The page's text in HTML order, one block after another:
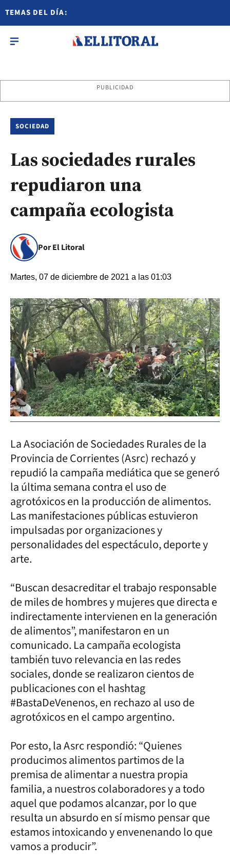
TEMAS DEL DÍA:
PUBLICIDAD
SOCIEDAD
Las sociedades rurales
repudiaron una
campaña ecologista
Por El Litoral
Martes, 07 de diciembre de 2021 a las 01:03
La Asociación de Sociedades Rurales de la
Provincia de Corrientes (Asrc) rechazó y
repudió la campaña mediática que se generó
la última semana contra el uso de
agrotóxicos en la producción de alimentos.
Las manifestaciones públicas estuvieron
impulsadas por organizaciones y
personalidades del espectáculo, deporte y
arte.
“Buscan desacreditar el trabajo responsable
de miles de hombres y mujeres que directa e
indirectamente intervienen en la generación
de alimentos”, manifestaron en un
comunicado. La campaña ecologista
también tuvo relevancia en las redes
sociales, donde se realizaron cientos de
publicaciones con el hashtag
#BastaDeVenenos, en rechazo al uso de
agrotóxicos en el campo argentino.
Por esto, la Asrc respondió: “Quienes
producimos alimentos partimos de la
premisa de alimentar a nuestra propia
familia, a nuestros colaboradores y a todo
aquel que podamos alcanzar, por lo que
resulta un absurdo en sí mismo pensar que
estamos intoxicando y envenenando lo que
vamos a producir”.